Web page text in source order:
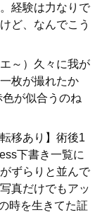
経験は力なりで
ど、なんでこう
～）久々に我が
枚が撮れたか
が似合うのね
移あり】術後1
下書き一覧に
ずらりと並んで
真だけでもアッ
時を生きてた証